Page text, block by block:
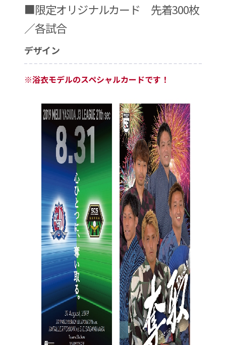
■限定オリジナルカード 先着300枚
／各試合
デザイン
※浴衣モデルのスペシャルカードです！